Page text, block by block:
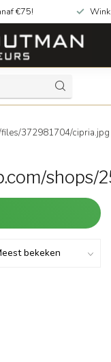
€75!
372981704/cipria.jpg